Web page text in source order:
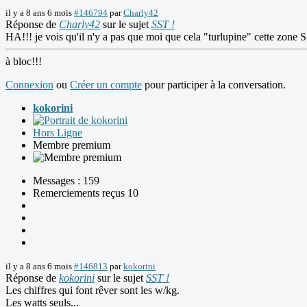
il y a 8 ans 6 mois #146794 parCharly42
Réponse de Charly42 sur le sujet SST !
HA!!! je vois qu'il n'y a pas que moi que cela "turlupine" cette zone
à bloc!!!
Connexion ou Créer un compte pour participer à la conversation.
kokorini
Hors Ligne
Membre premium
Messages : 159
Remerciements reçus 10
il y a 8 ans 6 mois #146813 parkokorini
Réponse de kokorini sur le sujet SST !
Les chiffres qui font rêver sont les w/kg.
Les watts seuls...